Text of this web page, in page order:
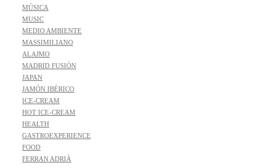
MÚSICA
MUSIC
MEDIO AMBIENTE
MASSIMILIANO
ALAJMO
MADRID FUSIÓN
JAPAN
JAMÓN IBÉRICO
ICE-CREAM
HOT ICE-CREAM
HEALTH
GASTROEXPERIENCE
FOOD
FERRAN ADRIÀ